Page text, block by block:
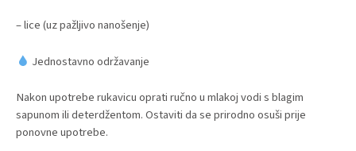
– lice (uz pažljivo nanošenje)
Jednostavno održavanje
Nakon upotrebe rukavicu oprati ručno u mlakoj vodi s blagim
sapunom ili deterdžentom. Ostaviti da se prirodno osuši prije
ponovne upotrebe.